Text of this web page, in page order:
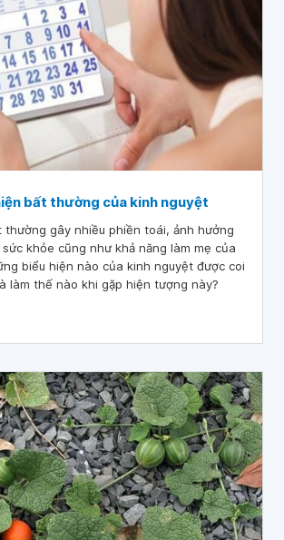
bất thường của kinh nguyệt
thường gây nhiều phiền toái, ảnh hưởng
khỏe cũng như khả năng làm mẹ của
biểu hiện nào của kinh nguyệt được coi
làm thế nào khi gặp hiện tượng này?